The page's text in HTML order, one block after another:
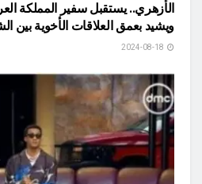
الأزهري.. يستقبل سفير المملكة
ويشيد بعمق العلاقات الأخوية بين